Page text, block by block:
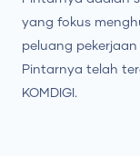
yang fokus
peluang
Pintarnya telah
KOMDIGI.